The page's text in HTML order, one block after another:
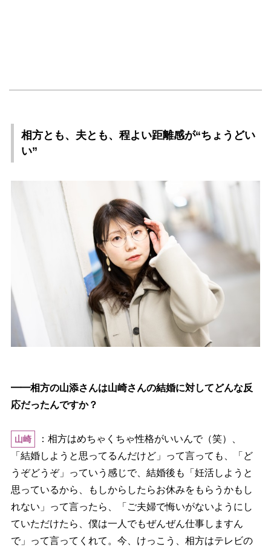
相方とも、夫とも、程よい距離感が“ちょうどい
い”
━━相方の山添さんは山崎さんの結婚に対してどんな反
応だったんですか？
山崎
：相方はめちゃくちゃ性格がいいんで（笑）、
「結婚しようと思ってるんだけど」って言っても、「ど
うぞどうぞ」っていう感じで、結婚後も「妊活しようと
思っているから、もしからしたらお休みをもらうかもし
れない」って言ったら、「ご夫婦で悔いがないようにし
ていただけたら、僕は一人でもぜんぜん仕事しますん
で」って言ってくれて。今、けっこう、相方はテレビの